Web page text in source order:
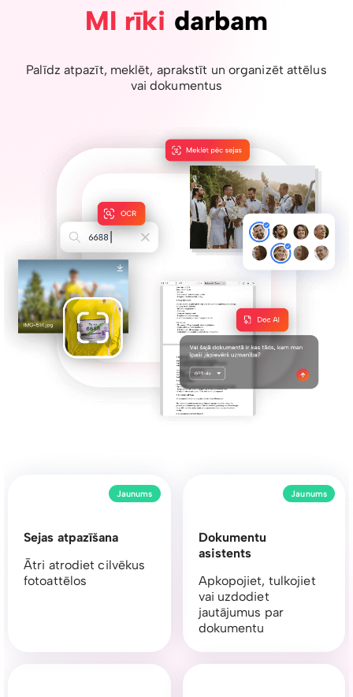
MI rīki darbam
Palīdz atpazīt, meklēt, aprakstīt un organizēt attēlus
vai dokumentus
Dokumentu
asistents
Apkopojiet, tulkojiet
vai uzdodiet
jautājumus par
dokumentu
Jaunums
Sejas atpazīšana
Ātri atrodiet cilvēkus
fotoattēlos
Jaunums